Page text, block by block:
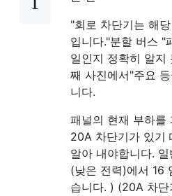
"회로 차단기는 해
입니다."분할 버스 "
일인지 정확히 알지
째 사진에서"주요
니다.
패널의 현재 부하를
20A 차단기가 있기
알아 내야합니다.
(낮은 전력)에서 16
습니다. ) (20A 차